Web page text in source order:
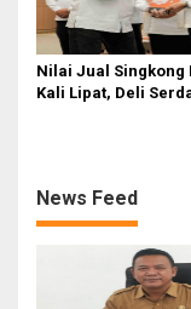
Nilai Jual Singkong
Kali Lipat, Deli
News Feed